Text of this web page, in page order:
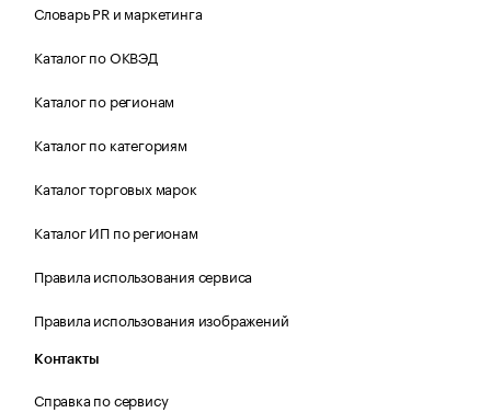
Словарь PR и маркетинга
Каталог по ОКВЭД
Каталог по регионам
Каталог по категориям
Каталог торговых марок
Каталог ИП по регионам
Правила использования сервиса
Правила использования изображений
Контакты
Справка по сервису